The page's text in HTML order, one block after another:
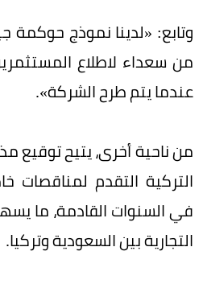
وتابع: «لدينا نموذج حوكمة
من سعداء لاطلاع
عندما يتم طرح الشركة».
من ناحية أخرى، يتيح توقيع
التركية التقدم لمناقصات
في السنوات القادمة، ما
التجارية بين السعودية وتركيا.